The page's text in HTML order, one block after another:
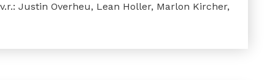
Justin Overheu, Lean Holler, Marlon Kircher,